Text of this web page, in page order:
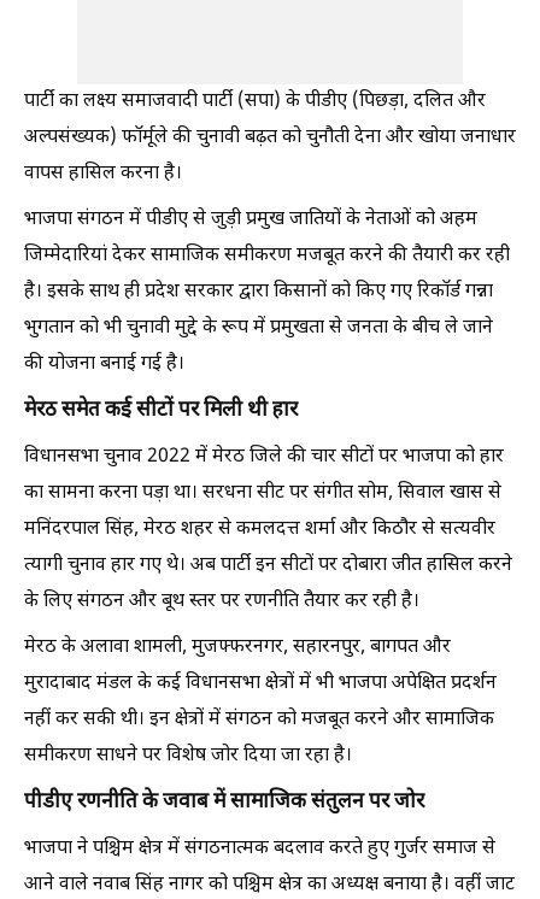
पार्टी का लक्ष्य समाजवादी पार्टी (सपा) के पीडीए (पिछड़ा, दलित और
अल्पसंख्यक) फॉर्मूले की चुनावी बढ़त को चुनौती देना और खोया जनाधार
वापस हासिल करना है।
भाजपा संगठन में पीडीए से जुड़ी प्रमुख जातियों के नेताओं को अहम
जिम्मेदारियां देकर सामाजिक समीकरण मजबूत करने की तैयारी कर रही
है। इसके साथ ही प्रदेश सरकार द्वारा किसानों को किए गए रिकॉर्ड गन्ना
भुगतान को भी चुनावी मुद्दे के रूप में प्रमुखता से जनता के बीच ले जाने
की योजना बनाई गई है।
मेरठ समेत कई सीटों पर मिली थी हार
विधानसभा चुनाव 2022 में मेरठ जिले की चार सीटों पर भाजपा को हार
का सामना करना पड़ा था। सरधना सीट पर संगीत सोम, सिवाल खास से
मनिंदरपाल सिंह, मेरठ शहर से कमलदत्त शर्मा और किठौर से सत्यवीर
त्यागी चुनाव हार गए थे। अब पार्टी इन सीटों पर दोबारा जीत हासिल करने
के लिए संगठन और बूथ स्तर पर रणनीति तैयार कर रही है।
मेरठ के अलावा शामली, मुजफ्फरनगर, सहारनपुर, बागपत और
मुरादाबाद मंडल के कई विधानसभा क्षेत्रों में भी भाजपा अपेक्षित प्रदर्शन
नहीं कर सकी थी। इन क्षेत्रों में संगठन को मजबूत करने और सामाजिक
समीकरण साधने पर विशेष जोर दिया जा रहा है।
पीडीए रणनीति के जवाब में सामाजिक संतुलन पर जोर
भाजपा ने पश्चिम क्षेत्र में संगठनात्मक बदलाव करते हुए गुर्जर समाज से
आने वाले नवाब सिंह नागर को पश्चिम क्षेत्र का अध्यक्ष बनाया है। वहीं जाट